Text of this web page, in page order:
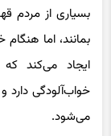
بمانند، اما
ایجاد می‌کند
خواب‌آلودگی دارد
می‌شود.